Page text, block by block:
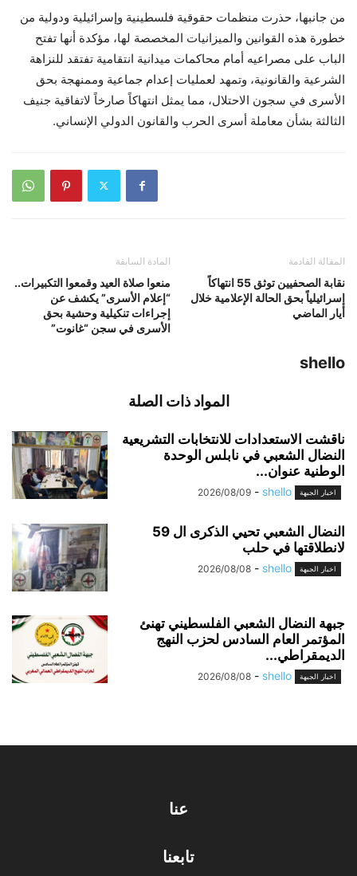
من جانبها، حذرت منظمات حقوقية فلسطينية وإسرائيلية ودولية من
خطورة هذه القوانين والميزانيات المخصصة لها، مؤكدة أنها تفتح
الباب على مصراعيه أمام محاكمات ميدانية انتقامية تفتقد للنزاهة
الشرعية والقانونية، وتمهد لعمليات إعدام جماعية وممنهجة بحق
الأسرى في سجون الاحتلال، مما يمثل انتهاكاً صارخاً لاتفاقية جنيف
الثالثة بشأن معاملة أسرى الحرب والقانون الدولي الإنساني.
المادة السابقة
منعوا صلاة العيد وقمعوا التكبيرات..
“إعلام الأسرى” يكشف عن
إجراءات تنكيلية وحشية بحق
الأسرى في سجن “غانوت”
المقالة القادمة
نقابة الصحفيين توثق 55 انتهاكاً
إسرائيلياً بحق الحالة الإعلامية خلال
أيار الماضي
shello
المواد ذات الصلة
ناقشت الاستعدادات للانتخابات التشريعية
النضال الشعبي في نابلس الوحدة
الوطنية عنوان...
اخبار الجبهة shello
-
2026/08/09
النضال الشعبي تحيي الذكرى ال 59
لانطلاقتها في حلب
اخبار الجبهة shello
-
2026/08/08
جبهة النضال الشعبي الفلسطيني تهنئ
المؤتمر العام السادس لحزب النهج
الديمقراطي...
اخبار الجبهة shello
-
2026/08/08
عنا
تابعنا